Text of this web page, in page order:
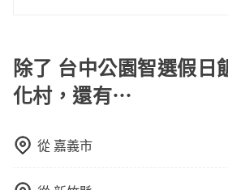
以不妨趁早訂購，享受更划算的價
除了 台中公園智選假日
化村，還有⋯
從 嘉義市